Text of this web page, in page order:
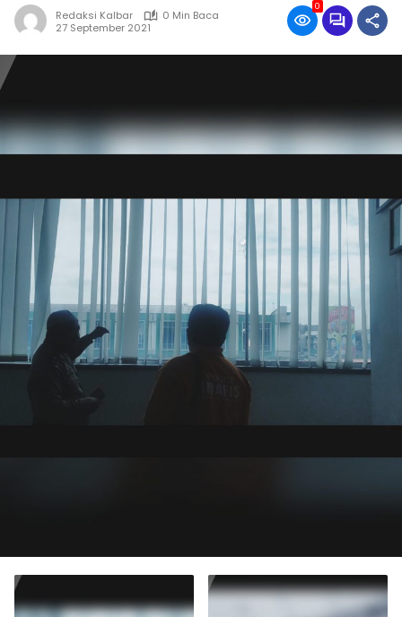
Redaksi Kalbar
0 Min Baca
27 September 2021
0